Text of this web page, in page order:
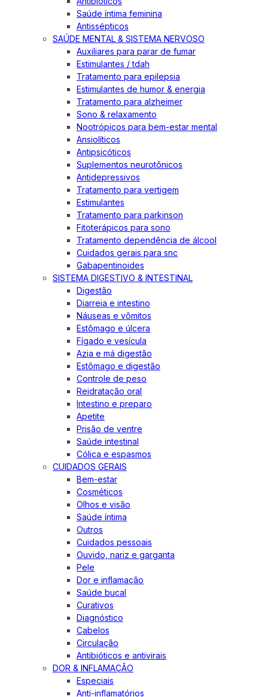
Saúde íntima feminina
Antissépticos
SAÚDE MENTAL & SISTEMA NERVOSO
Auxiliares para parar de fumar
Estimulantes / tdah
Tratamento para epilepsia
Estimulantes de humor & energia
Tratamento para alzheimer
Sono & relaxamento
Nootrópicos para bem-estar mental
Ansiolíticos
Antipsicóticos
Suplementos neurotônicos
Antidepressivos
Tratamento para vertigem
Estimulantes
Tratamento para parkinson
Fitoterápicos para sono
Tratamento dependência de álcool
Cuidados gerais para snc
Gabapentinoides
SISTEMA DIGESTIVO & INTESTINAL
Digestão
Diarreia e intestino
Náuseas e vômitos
Estômago e úlcera
Fígado e vesícula
Azia e má digestão
Estômago e digestão
Controle de peso
Reidratação oral
Intestino e preparo
Apetite
Prisão de ventre
Saúde intestinal
Cólica e espasmos
CUIDADOS GERAIS
Bem-estar
Cosméticos
Olhos e visão
Saúde íntima
Outros
Cuidados pessoais
Ouvido, nariz e garganta
Pele
Dor e inflamação
Saúde bucal
Curativos
Diagnóstico
Cabelos
Circulação
Antibióticos e antivirais
DOR & INFLAMAÇÃO
Especiais
Anti-inflamatórios